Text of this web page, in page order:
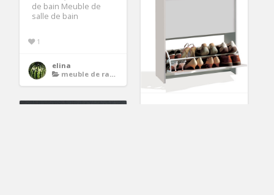
de bain Meuble de
salle de bain
1
elina
meuble de rangement